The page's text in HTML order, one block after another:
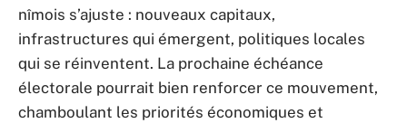
nîmois s’ajuste : nouveaux capitaux,
infrastructures qui émergent, politiques locales
qui se réinventent. La prochaine échéance
électorale pourrait bien renforcer ce mouvement,
chamboulant les priorités économiques et